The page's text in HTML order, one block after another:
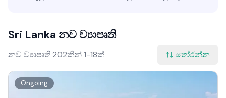
Sri Lanka නව ව්‍යාපෘති
නව ව්‍යාපෘති 202කින් 1-18ක් තෝරන්න
Ongoing